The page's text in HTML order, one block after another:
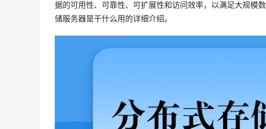
据的可用性、可靠性、可扩展性和访问效率，以满足大规模
储服务器是干什么用的详细介绍。